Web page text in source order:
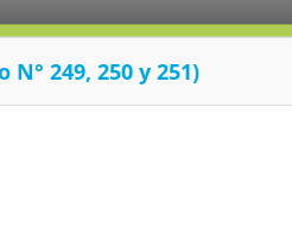
N° 249, 250 y 251)